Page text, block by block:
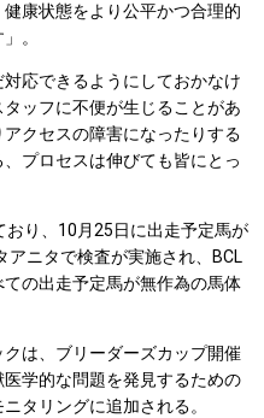
康状態をより公平かつ合理的
。
応できるようにしておかなけ
ッフに不便が生じることがあ
クセスの障害になったりする
プロセスは伸びても皆にとっ
り、10月25日に出走予定馬が
ニタで検査が実施され、BCL
の出走予定馬が無作為の馬体
は、ブリーダーズカップ開催
学的な問題を発見するための
タリングに追加される。